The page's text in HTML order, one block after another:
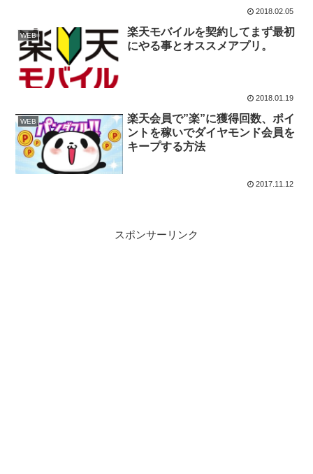
2018.02.05
WEB
楽天モバイルを契約してまず最初
にやる事とオススメアプリ。
2018.01.19
WEB
楽天会員で”楽”に獲得回数、ポイ
ントを稼いでダイヤモンド会員を
キープする方法
2017.11.12
スポンサーリンク